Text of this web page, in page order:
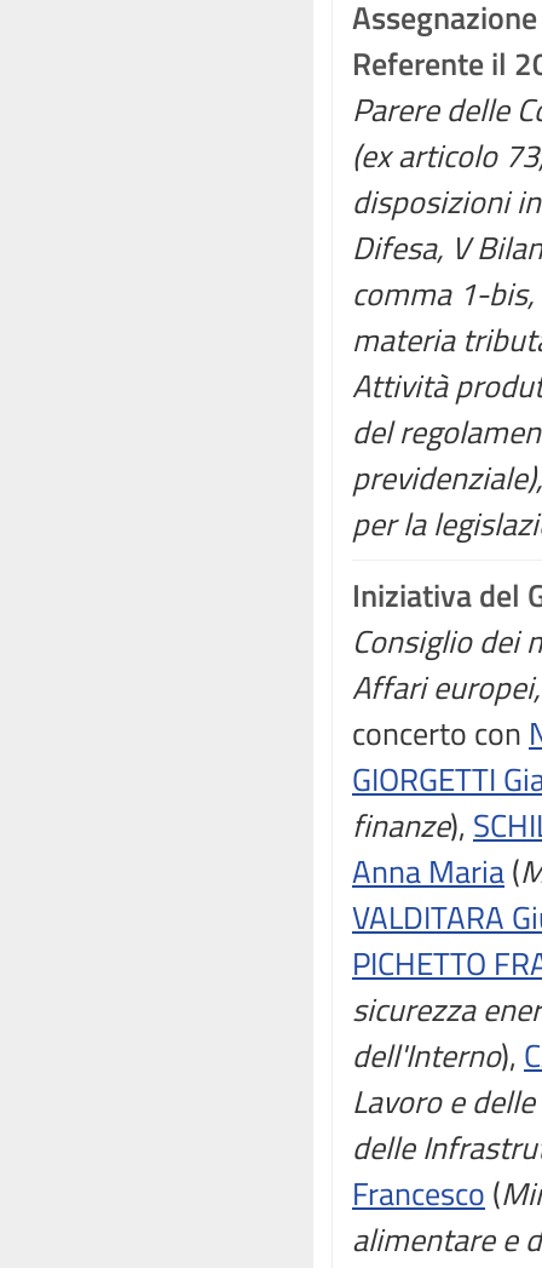
Assegnazione
Referente il
Parere delle
(ex articolo
disposizioni
Difesa, V
comma 1-
materia
Attività
del
per la
Iniziativa del
Consiglio dei
Affari
concerto con
GIORGETTI
finanze),
Anna Maria(
VALDITARA
PICHETTO
sicurezza
dell'Interno),
Lavoro e
delle
Francesco (
alimentare e